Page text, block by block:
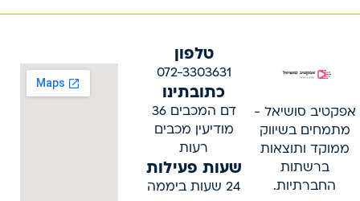
אפקטיב סושיאל -
מתמחים בשיווק
ממוקד ותוצאות
ברשתות
החברתיות.
טלפון
072-3303631
כתובתינו
דם המכבים 36
מודיעין מכבים
רעות
שעות פעילות
24 שעות ביממה